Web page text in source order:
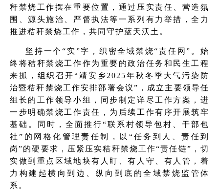
秆禁烧工作摆在重要位置，通过压实责任、营造氛
围、源头施治、严督执法等一系列有力举措，全力
推进秸秆禁烧工作，共同守护蓝天沃土。
坚持一个“实”字，织密全域禁烧“责任网”。始
终将秸秆禁烧工作作为重要的政治任务和民生工程
来抓，组织召开“靖安乡2025年秋冬季大气污染防
治暨秸秆禁烧工作安排部署会议”，成立主要领导任
组长的工作领导小组，同步制定详尽工作方案，进
一步明确禁烧工作责任，为后续工作有序开展筑牢
基础。同时，全面推行“联系村领导包村、干部包
社”的网格化管理责任制，以“任务到人、责任到
岗”的硬要求，压紧压实秸秆禁烧工作“责任链”，切
实做到重点区域地块有人盯、有人守、有人管，着
力构建起横向到边、纵向到底的全域禁烧监管体
系。